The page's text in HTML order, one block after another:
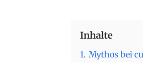
Inhalte
1. Mythos bei